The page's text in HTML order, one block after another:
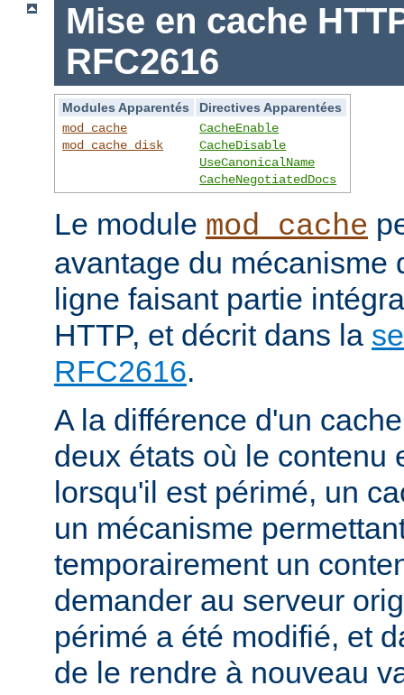
Mise en cache
RFC2616
Modules Apparentés
Directives Apparentées
mod_cache
mod_cache_disk
CacheEnable
CacheDisable
UseCanonicalName
CacheNegotiatedDocs
Le module mod_cache
avantage du mécanisme
ligne faisant partie
HTTP, et décrit dans la
RFC2616.
A la différence d'un
deux états où le contenu
lorsqu'il est périmé, un
un mécanisme
temporairement un
demander au serveur
périmé a été modifié, et
de le rendre à nouveau